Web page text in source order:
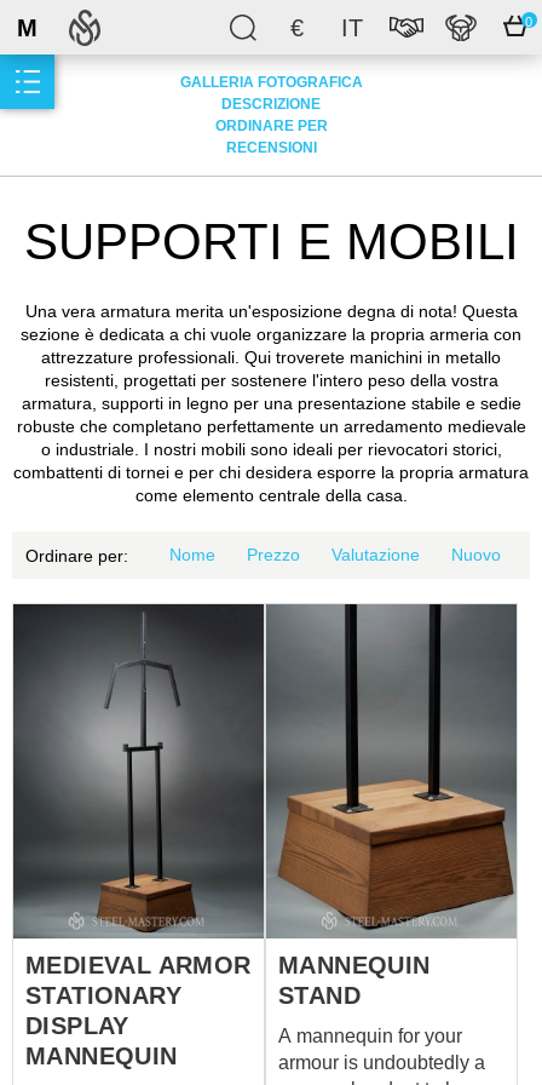
€ IT 0
M
GALLERIA FOTOGRAFICA
DESCRIZIONE
ORDINARE PER
RECENSIONI
SUPPORTI E MOBILI
Una vera armatura merita un'esposizione degna di nota! Questa
sezione è dedicata a chi vuole organizzare la propria armeria con
attrezzature professionali. Qui troverete manichini in metallo
resistenti, progettati per sostenere l'intero peso della vostra
armatura, supporti in legno per una presentazione stabile e sedie
robuste che completano perfettamente un arredamento medievale
o industriale. I nostri mobili sono ideali per rievocatori storici,
combattenti di tornei e per chi desidera esporre la propria armatura
come elemento centrale della casa.
Ordinare per: Nome Prezzo Valutazione Nuovo
MEDIEVAL ARMOR
STATIONARY
DISPLAY
MANNEQUIN
MANNEQUIN
STAND
A mannequin for your
armour is undoubtedly a